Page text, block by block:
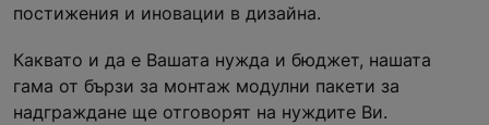
постижения и иновации в дизайна.
Каквато и да е Вашата нужда и бюджет, нашата
гама от бързи за монтаж модулни пакети за
надграждане ще отговорят на нуждите Ви.